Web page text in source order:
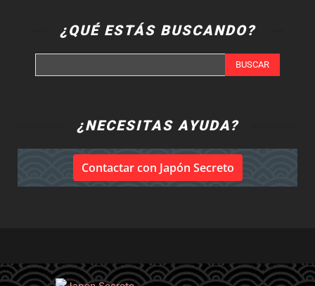
¿QUÉ ESTÁS BUSCANDO?
BUSCAR
¿NECESITAS AYUDA?
Contactar con Japón Secreto